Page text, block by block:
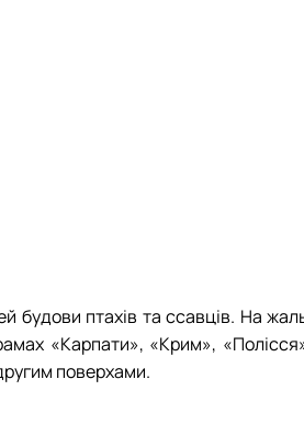
будови птахів та ссавців. На
«Карпати», «Крим»,
поверхами.